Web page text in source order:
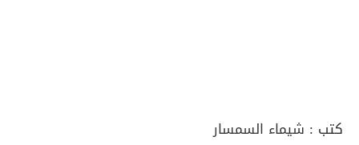
كتب : شيماء السمسار